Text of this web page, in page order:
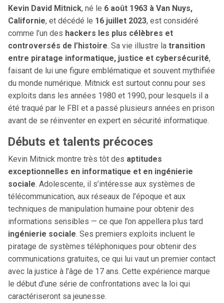
Kevin David Mitnick, né le 6 août 1963 à Van Nuys,
Californie, et décédé le 16 juillet 2023, est considéré
comme l’un des hackers les plus célèbres et
controversés de l’histoire. Sa vie illustre la transition
entre piratage informatique, justice et cybersécurité,
faisant de lui une figure emblématique et souvent mythifiée
du monde numérique. Mitnick est surtout connu pour ses
exploits dans les années 1980 et 1990, pour lesquels il a
été traqué par le FBI et a passé plusieurs années en prison
avant de se réinventer en expert en sécurité informatique.
Débuts et talents précoces
Kevin Mitnick montre très tôt des aptitudes
exceptionnelles en informatique et en ingénierie
sociale. Adolescente, il s’intéresse aux systèmes de
télécommunication, aux réseaux de l’époque et aux
techniques de manipulation humaine pour obtenir des
informations sensibles — ce que l’on appellera plus tard
ingénierie sociale. Ses premiers exploits incluent le
piratage de systèmes téléphoniques pour obtenir des
communications gratuites, ce qui lui vaut un premier contact
avec la justice à l’âge de 17 ans. Cette expérience marque
le début d’une série de confrontations avec la loi qui
caractériseront sa jeunesse.